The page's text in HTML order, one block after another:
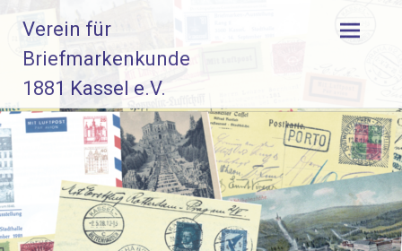
Inhalt
springen
Verein für
Briefmarkenkunde
1881 Kassel e.V.